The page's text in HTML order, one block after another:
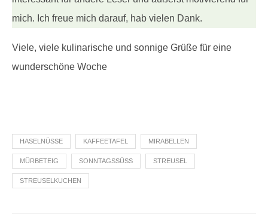
mich. Ich freue mich darauf, hab vielen Dank.
Viele, viele kulinarische und sonnige Grüße für eine
wunderschöne Woche
HASELNÜSSE KAFFEETAFEL MIRABELLEN
MÜRBETEIG SONNTAGSSÜSS STREUSEL
STREUSELKUCHEN